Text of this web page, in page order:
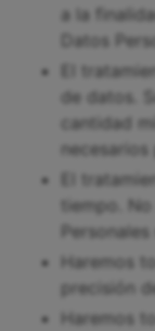
a la
Datos
El
de datos.
cantidad
necesarios
El
tiempo.
Haremos
precisión
Haremos